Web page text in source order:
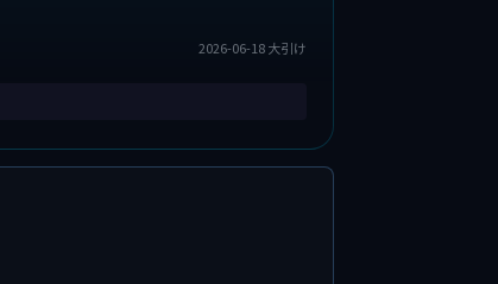
2026-06-18 大引け